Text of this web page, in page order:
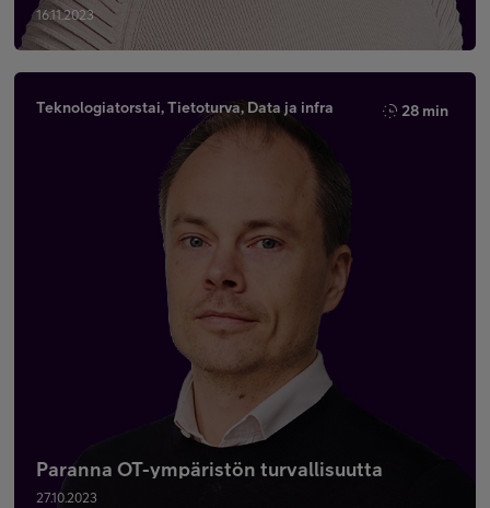
16.11.2023
Teknologiatorstai, Tietoturva, Data ja infra 28 min
Paranna OT-ympäristön turvallisuutta
27.10.2023